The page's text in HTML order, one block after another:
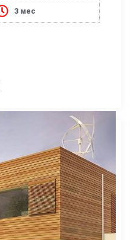
3 мес